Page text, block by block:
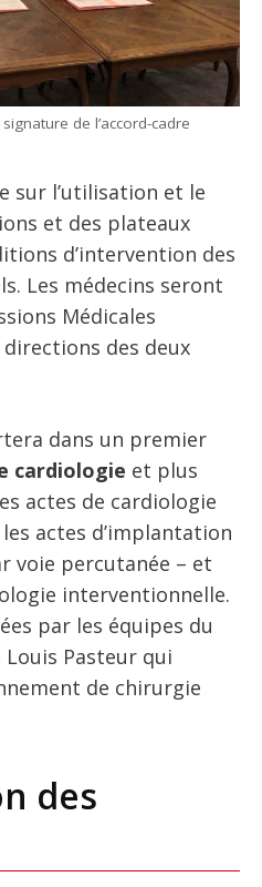
de l’accord-cadre
sur l’utilisation et le
et des plateaux
d’intervention des
Les médecins seront
Médicales
des deux
dans un premier
cardiologie et plus
actes de cardiologie
actes d’implantation
voie percutanée – et
interventionnelle.
par les équipes du
Louis Pasteur qui
de chirurgie
des